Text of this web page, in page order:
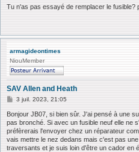
s
e
Tu n'as pas essayé de remplacer le fusible?
armagideontimes
NiouMember
SAV Allen and Heath
M
s
s
a
g
e
3 juil. 2023, 21:05
Bonjour JB07, si bien sûr. J'ai pensé à une
pas bronché. Si avec un fusible neuf elle ne
préfèrerais l'envoyer chez un réparateur
vais mettre le nez dedans mais c'est pas
traversants et je suis loin d'être un cador en